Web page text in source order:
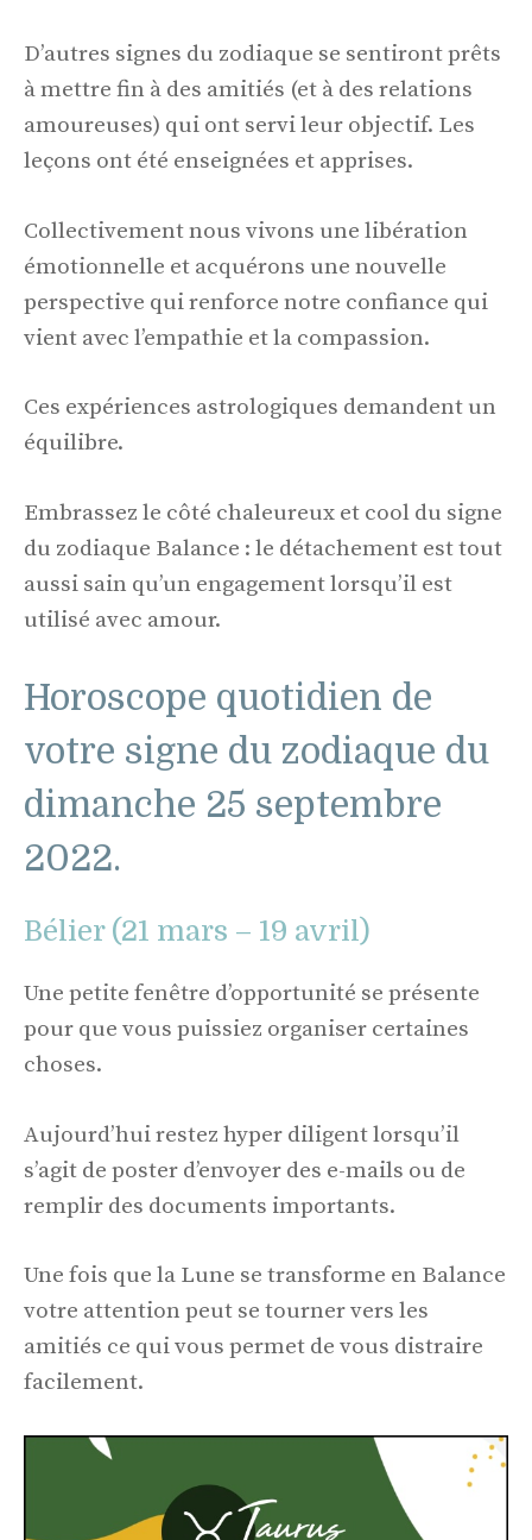
D’autres signes du zodiaque se sentiront prêts
à mettre fin à des amitiés (et à des relations
amoureuses) qui ont servi leur objectif. Les
leçons ont été enseignées et apprises.
Collectivement nous vivons une libération
émotionnelle et acquérons une nouvelle
perspective qui renforce notre confiance qui
vient avec l’empathie et la compassion.
Ces expériences astrologiques demandent un
équilibre.
Embrassez le côté chaleureux et cool du signe
du zodiaque Balance : le détachement est tout
aussi sain qu’un engagement lorsqu’il est
utilisé avec amour.
Horoscope quotidien de
votre signe du zodiaque du
dimanche 25 septembre
2022.
Bélier (21 mars – 19 avril)
Une petite fenêtre d’opportunité se présente
pour que vous puissiez organiser certaines
choses.
Aujourd’hui restez hyper diligent lorsqu’il
s’agit de poster d’envoyer des e-mails ou de
remplir des documents importants.
Une fois que la Lune se transforme en Balance
votre attention peut se tourner vers les
amitiés ce qui vous permet de vous distraire
facilement.